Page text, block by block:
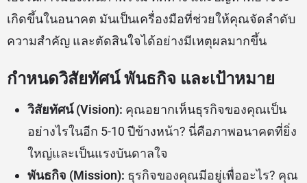
เกิดขึ้นในอนาคต มันเป็นเครื่องมือที่ช่วยให้คุณจัดลำดับ
ความสำคัญ และตัดสินใจได้อย่างมีเหตุผลมากขึ้น
กำหนดวิสัยทัศน์ พันธกิจ และเป้าหมาย
วิสัยทัศน์ (Vision): คุณอยากเห็นธุรกิจของคุณเป็น
อย่างไรในอีก 5-10 ปีข้างหน้า? นี่คือภาพอนาคตที่ยิ่ง
ใหญ่และเป็นแรงบันดาลใจ
พันธกิจ (Mission): ธุรกิจของคุณมีอยู่เพื่ออะไร? คุณ